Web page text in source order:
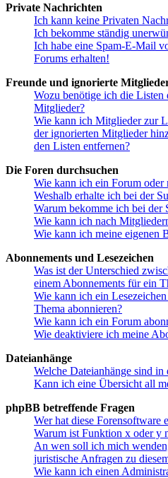
Private Nachrichten
Ich kann keine Privaten
Ich bekomme ständig
Ich habe eine Spam-E-Mail
Forums erhalten!
Freunde und ignorierte
Wozu benötige ich die Listen
Mitglieder?
Wie kann ich Mitglieder zur
der ignorierten Mitglieder
den Listen entfernen?
Die Foren durchsuchen
Wie kann ich ein Forum oder
Weshalb erhalte ich bei der
Warum bekomme ich bei der
Wie kann ich nach
Wie kann ich meine eigenen
Abonnements und Lesezeichen
Was ist der Unterschied
einem Abonnements für ein
Wie kann ich ein
Thema abonnieren?
Wie kann ich ein Forum
Wie deaktiviere ich meine
Dateianhänge
Welche Dateianhänge sind in
Kann ich eine Übersicht all
phpBB betreffende Fragen
Wer hat diese Forensoftware
Warum ist Funktion x oder y
An wen soll ich mich
juristische Anfragen zu
Wie kann ich einen